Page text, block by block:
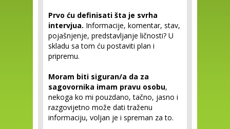
Prvo ću definisati šta je svrha
intervjua. Informacije, komentar, stav,
pojašnjenje, predstavljanje ličnosti? U
skladu sa tom ću postaviti plan i
pripremu.
Moram biti siguran/a da za
sagovornika imam pravu osobu,
nekoga ko mi pouzdano, tačno, jasno i
razgovijetno može dati traženu
informaciju, voljan je i spreman za to.